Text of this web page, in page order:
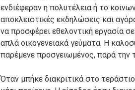
ενδιέφεραν η πολυτέλεια ή το
αποκλειστικές εκδηλώσεις και
να προσφέρει εθελοντική εργασία
απλά οικογενειακά γεύματα. Η
παρέμενε προσγειωμένος, παρά την
Όταν μπήκε διακριτικά στο